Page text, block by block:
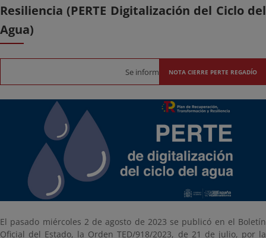
Resiliencia (PERTE Digitalización del Ciclo del
Agua)
NOTA CIERRE PERTE REGADÍO
Se informa del calendario y procedimiento de
El pasado miércoles 2 de agosto de 2023 se publicó en el Boletín
Oficial del Estado, la Orden TED/918/2023, de 21 de julio, por la